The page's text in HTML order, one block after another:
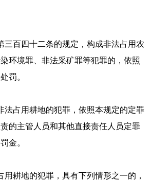
三百四十二条的规定，构成非法占用农
环境罪、非法采矿罪等犯罪的，依照
罚。
法占用耕地的犯罪，依照本规定的定罪
的主管人员和其他直接责任人员定罪
金。
耕地的犯罪，具有下列情形之一的，